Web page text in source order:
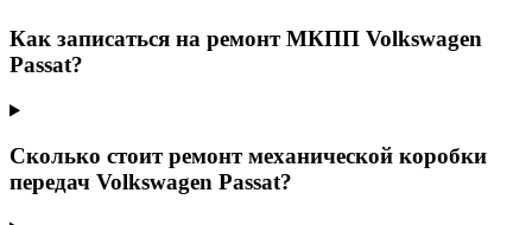
Как записаться на ремонт МКПП Volkswagen
Passat?
Сколько стоит ремонт механической коробки
передач Volkswagen Passat?